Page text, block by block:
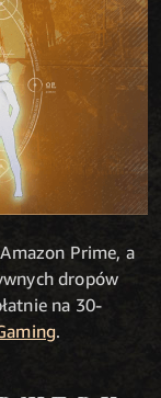
Prime, a
dropów
na 30-
.